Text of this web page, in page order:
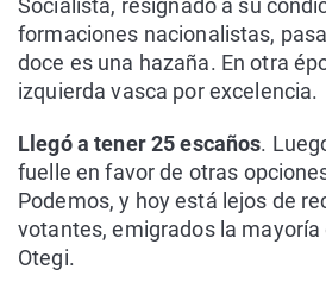
Socialista, resignado a su
formaciones nacionalistas,
doce es una hazaña. En otra
izquierda vasca por excelencia.
Llegó a tener 25 escaños.
fuelle en favor de otras
Podemos, y hoy está lejos de
votantes, emigrados la mayoría
Otegi.